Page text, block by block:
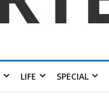
LIFE SPECIAL